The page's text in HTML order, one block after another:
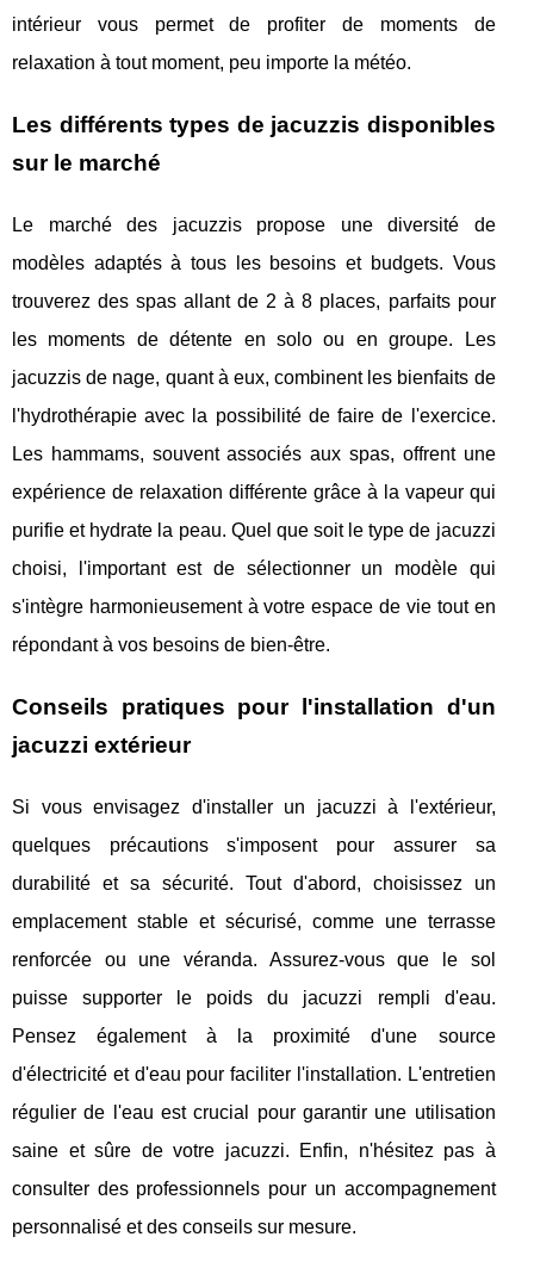
intérieur vous permet de profiter de moments de
relaxation à tout moment, peu importe la météo.
Les différents types de jacuzzis disponibles
sur le marché
Le marché des jacuzzis propose une diversité de
modèles adaptés à tous les besoins et budgets. Vous
trouverez des spas allant de 2 à 8 places, parfaits pour
les moments de détente en solo ou en groupe. Les
jacuzzis de nage, quant à eux, combinent les bienfaits de
l'hydrothérapie avec la possibilité de faire de l'exercice.
Les hammams, souvent associés aux spas, offrent une
expérience de relaxation différente grâce à la vapeur qui
purifie et hydrate la peau. Quel que soit le type de jacuzzi
choisi, l'important est de sélectionner un modèle qui
s'intègre harmonieusement à votre espace de vie tout en
répondant à vos besoins de bien-être.
Conseils pratiques pour l'installation d'un
jacuzzi extérieur
Si vous envisagez d'installer un jacuzzi à l'extérieur,
quelques précautions s'imposent pour assurer sa
durabilité et sa sécurité. Tout d'abord, choisissez un
emplacement stable et sécurisé, comme une terrasse
renforcée ou une véranda. Assurez-vous que le sol
puisse supporter le poids du jacuzzi rempli d'eau.
Pensez également à la proximité d'une source
d'électricité et d'eau pour faciliter l'installation. L'entretien
régulier de l'eau est crucial pour garantir une utilisation
saine et sûre de votre jacuzzi. Enfin, n'hésitez pas à
consulter des professionnels pour un accompagnement
personnalisé et des conseils sur mesure.